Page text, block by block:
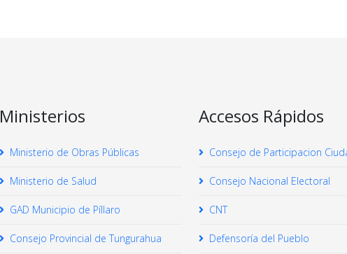
Ministerios
Ministerio de Obras Públicas
Ministerio de Salud
GAD Municipio de Píllaro
Consejo Provincial de Tungurahua
Accesos Rápidos
Consejo de Participacion
Consejo Nacional Electoral
CNT
Defensoría del Pueblo